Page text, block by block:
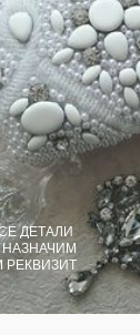
ДЕТАЛИ
РЕКВИЗИТ